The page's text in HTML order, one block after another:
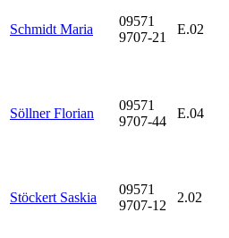
Schmidt Maria
09571
9707-21
E.02
Söllner Florian
09571
9707-44
E.04
Stöckert Saskia
09571
9707-12
2.02